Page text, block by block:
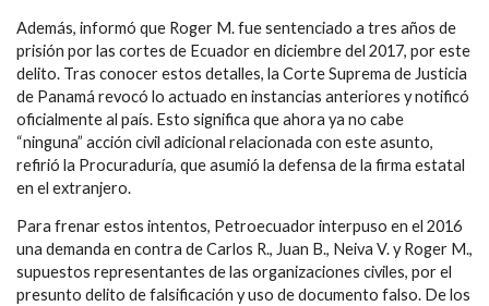
Además, informó que Roger M. fue sentenciado a tres años de
prisión por las cortes de Ecuador en diciembre del 2017, por este
delito. Tras conocer estos detalles, la Corte Suprema de Justicia
de Panamá revocó lo actuado en instancias anteriores y notificó
oficialmente al país. Esto significa que ahora ya no cabe
“ninguna” acción civil adicional relacionada con este asunto,
refirió la Procuraduría, que asumió la defensa de la firma estatal
en el extranjero.
Para frenar estos intentos, Petroecuador interpuso en el 2016
una demanda en contra de Carlos R., Juan B., Neiva V. y Roger M.,
supuestos representantes de las organizaciones civiles, por el
presunto delito de falsificación y uso de documento falso. De los